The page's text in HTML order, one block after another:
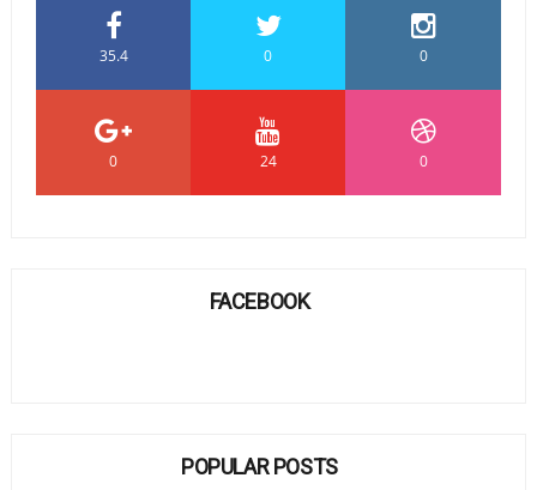
35.4 0 0
0 24 0
FACEBOOK
POPULAR POSTS